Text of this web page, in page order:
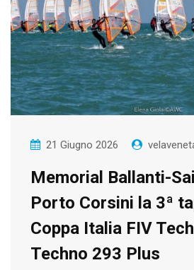
21 Giugno 2026
Memorial Ballanti-
Porto Corsini la 3ª
Coppa Italia FIV
Techno 293 Plus